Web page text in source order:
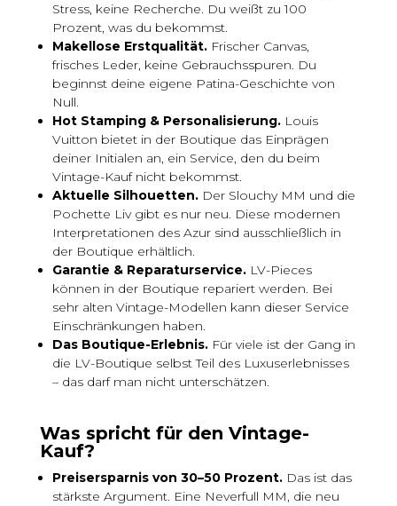
Stress, keine Recherche. Du weißt zu 100
Prozent, was du bekommst.
Makellose Erstqualität.Frischer Canvas,
frisches Leder, keine Gebrauchsspuren. Du
beginnst deine eigene Patina-Geschichte von
Null.
Hot Stamping & Personalisierung.Louis
Vuitton bietet in der Boutique das Einprägen
deiner Initialen an, ein Service, den du beim
Vintage-Kauf nicht bekommst.
Aktuelle Silhouetten.Der Slouchy MM und die
Pochette Liv gibt es nur neu. Diese modernen
Interpretationen des Azur sind ausschließlich in
der Boutique erhältlich.
Garantie & Reparaturservice.LV-Pieces
können in der Boutique repariert werden. Bei
sehr alten Vintage-Modellen kann dieser Service
Einschränkungen haben.
Das Boutique-Erlebnis.Für viele ist der Gang in
die LV-Boutique selbst Teil des Luxuserlebnisses
– das darf man nicht unterschätzen.
Was spricht für den Vintage-
Kauf?
Preisersparnis von 30–50 Prozent.Das ist das
stärkste Argument. Eine Neverfull MM, die neu